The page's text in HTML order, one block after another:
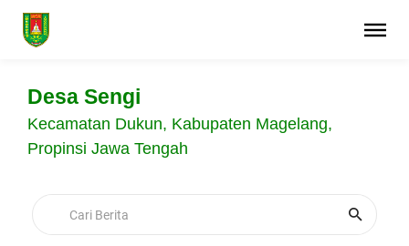
Desa Sengi
Kecamatan Dukun, Kabupaten Magelang,
Propinsi Jawa Tengah